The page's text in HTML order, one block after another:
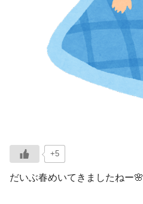
+5
だいぶ春めいてきましたねー🌸